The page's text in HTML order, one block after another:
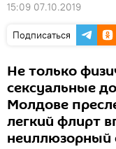
15:09 07.10.2019
Подписаться
Не только
сексуальные
Молдове
легкий флирт
неиллюзорный